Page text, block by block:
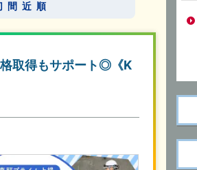
間近順
格取得もサポート◎《K